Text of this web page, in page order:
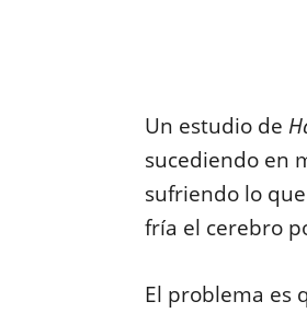
Un estudio de
sucediendo en
sufriendo lo
fría el cerebro
El problema es